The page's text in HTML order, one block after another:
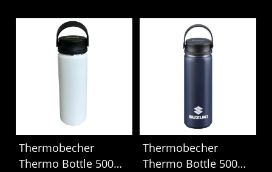
Thermobecher
Thermo Bottle 500ml
Thermobecher
Thermo Bottle 500ml